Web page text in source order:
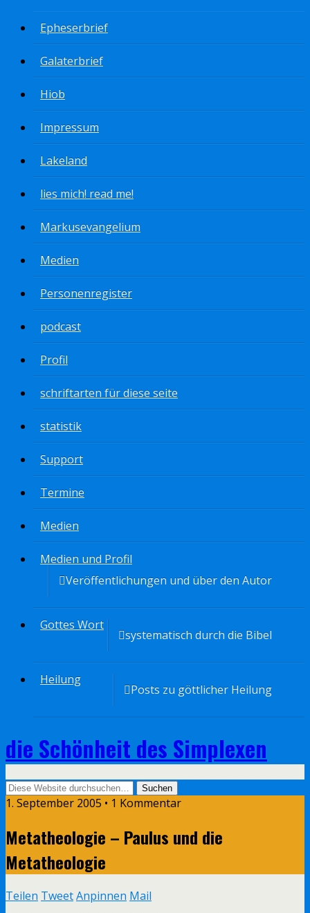
Epheserbrief
Galaterbrief
Hiob
Impressum
Lakeland
lies mich! read me!
Markusevangelium
Medien
Personenregister
podcast
Profil
schriftarten für diese seite
statistik
Support
Termine
Medien
Medien und Profil
Veröffentlichungen und über den Autor
Gottes Wort
systematisch durch die Bibel
Heilung
Posts zu göttlicher Heilung
die Schönheit des Simplexen
1. September 2005 • 1 Kommentar
Metatheologie – Paulus und die
Metatheologie
Teilen TweetAnpinnen Mail